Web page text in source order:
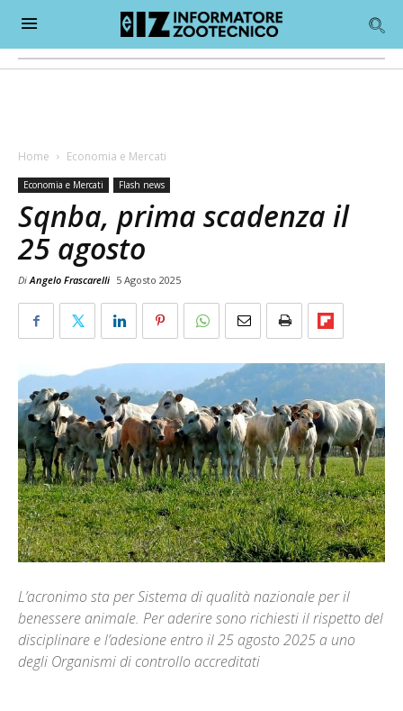
Home Economia e Mercati
Economia e Mercati Flash news
Sqnba, prima scadenza il
25 agosto
DiAngelo Frascarelli 5 Agosto 2025
L’acronimo sta per Sistema di qualità nazionale per il
benessere animale. Per aderire sono richiesti il rispetto del
disciplinare e l’adesione entro il 25 agosto 2025 a uno
degli Organismi di controllo accreditati